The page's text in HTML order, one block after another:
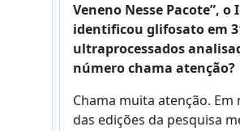
Veneno Nesse Pacote”, o
identificou glifosato em
ultraprocessados
número chama atenção?
Chama muita atenção. Em
das edições da pesquisa